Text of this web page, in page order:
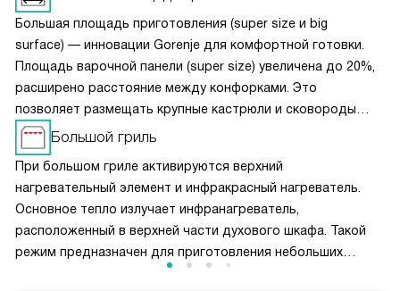
Большая площадь приготовления (super size и big
surface) — инновации Gorenje для комфортной готовки.
Площадь варочной панели (super size) увеличена до 20%,
расширено расстояние между конфорками. Это
позволяет размещать крупные кастрюли и сковороды
одновременно, не мешая друг другу. Чугунные решётки
обеспечивают устойчивость посуды при перемещении.
Конструкция (super size) в духовках предлагает
увеличенную камеру и противни макси-формата. Полная
ширина духовки используется эффективно, а равномерная
циркуляция воздуха гарантирует идеальное пропекание
блюд на всех уровнях.
Большой гриль
При большом гриле активируются верхний
нагревательный элемент и инфракрасный нагреватель.
Основное тепло излучает инфранагреватель,
расположенный в верхней части духового шкафа. Такой
режим предназначен для приготовления небольших